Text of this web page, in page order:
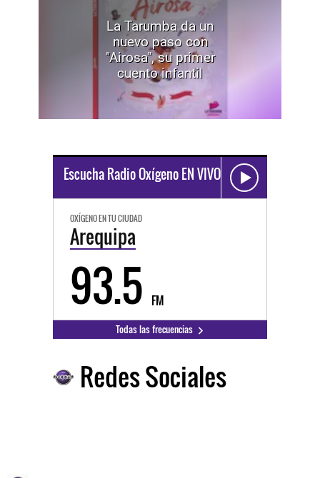
La Tarumba da un
nuevo paso con
"Airosa", su primer
cuento infantil
Escucha Radio Oxígeno EN VIVO
OXÍGENO EN TU CIUDAD
Arequipa
93.5 FM
Todas las frecuencias
Redes Sociales